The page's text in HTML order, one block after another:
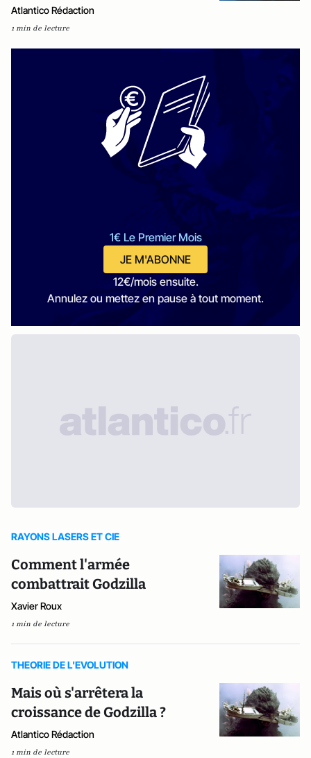
Atlantico Rédaction
1 min de lecture
1€ Le Premier Mois
JE M'ABONNE
12€/mois ensuite.
Annulez ou mettez en pause à tout moment.
RAYONS LASERS ET CIE
Comment l'armée
combattrait Godzilla
Xavier Roux
1 min de lecture
THEORIE DE L'EVOLUTION
Mais où s'arrêtera la
croissance de Godzilla ?
Atlantico Rédaction
1 min de lecture